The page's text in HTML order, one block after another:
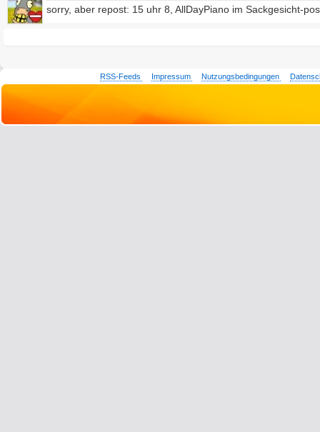
sorry, aber repost: 15 uhr 8, AllDayPiano im Sackgesicht-
RSS-Feeds Impressum Nutzungsbedingungen